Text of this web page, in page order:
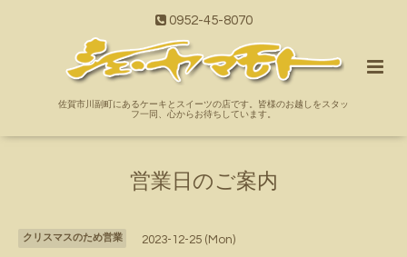
0952-45-8070
佐賀市川副町にあるケーキとスイーツの店です。皆様のお越しをスタッ
フ一同、心からお待ちしています。
営業日のご案内
クリスマスのため営業 2023-12-25 (Mon)